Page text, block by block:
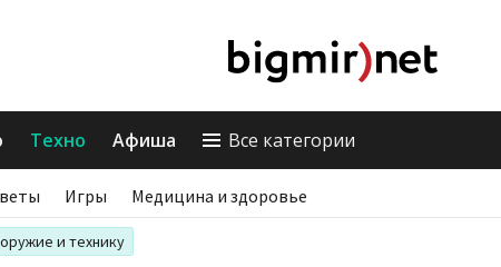
Техно Афиша Все категории
Игры Медицина и здоровье
и технику